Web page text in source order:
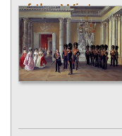
of the Winter...